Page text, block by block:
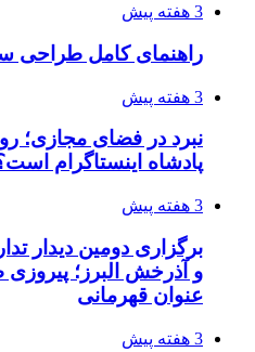
3 هفته پیش
راهنمای کامل طراحی
3 هفته پیش
نبرد در فضای مجازی؛
پادشاه اینستاگرام
3 هفته پیش
برگزاری دومین دیدار
و آذرخش البرز؛
عنوان قهرمانی
3 هفته پیش